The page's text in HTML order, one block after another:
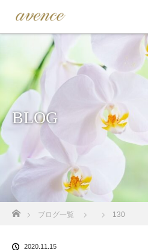
BLOG
ブログ一覧 130
2020.11.15